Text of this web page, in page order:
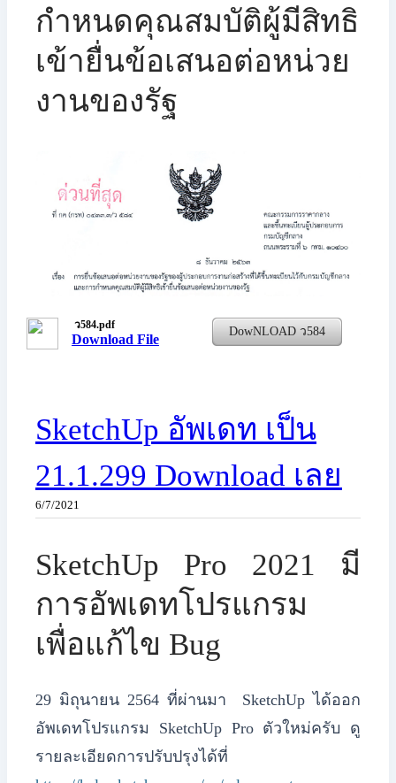
กำหนดคุณสมบัติผู้มีสิทธิ
เข้ายื่นข้อเสนอต่อหน่วย
งานของรัฐ
ว584.pdf
Download File
DowNLOAD ว584
SketchUp อัพเดท เป็น
21.1.299 Download เลย
6/7/2021
SketchUp Pro 2021 มี
การอัพเดทโปรแกรม
เพื่อแก้ไข Bug
29 มิถุนายน 2564 ที่ผ่านมา SketchUp ได้ออก
อัพเดทโปรแกรม SketchUp Pro ตัวใหม่ครับ ดู
รายละเอียดการปรับปรุงได้ที่ ​​